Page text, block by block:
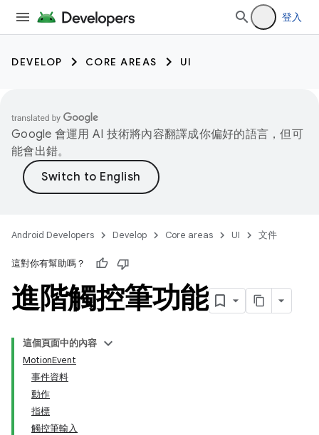
登入
DEVELOP CORE AREAS UI
Google 會運用 AI 技術將內容翻譯成你偏好的語言，但可
能會出錯。
Android Developers Develop Core areas UI 文件
這對你有幫助嗎？
進階觸控筆功能
這個頁面中的內容
MotionEvent
事件資料
動作
指標
觸控筆輸入